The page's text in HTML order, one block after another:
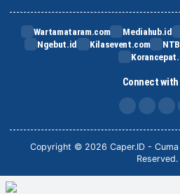
Wartamataram.com Mediahub.id
Ngebut.id
Kilasevent.com
Connect with
FB IG
Copyright © 2026 Caper.ID - Cuma
Reserved.